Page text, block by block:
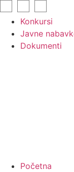
content
Konkursi
Javne
Dokumenti
Početna